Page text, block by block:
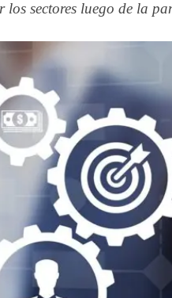
los sectores luego de la